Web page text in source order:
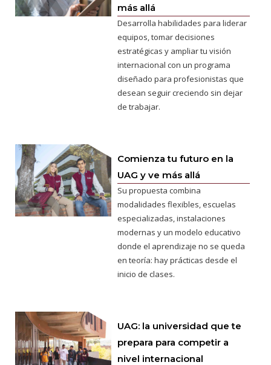
más allá
Desarrolla habilidades para liderar
equipos, tomar decisiones
estratégicas y ampliar tu visión
internacional con un programa
diseñado para profesionistas que
desean seguir creciendo sin dejar
de trabajar.
Comienza tu futuro en la
UAG y ve más allá
Su propuesta combina
modalidades flexibles, escuelas
especializadas, instalaciones
modernas y un modelo educativo
donde el aprendizaje no se queda
en teoría: hay prácticas desde el
inicio de clases.
UAG: la universidad que te
prepara para competir a
nivel internacional